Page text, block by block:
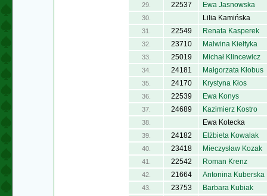
29. 22537 Ewa Jasnowska
30. Lilia Kamińska
31. 22549 Renata Kasperek
32. 23710 Malwina Kiełtyka
33. 25019 Michał Klincewicz
34. 24181 Małgorzata Kłobus
35. 24170 Krystyna Kłos
36. 22539 Ewa Konys
37. 24689 Kazimierz Kostro
38. Ewa Kotecka
39. 24182 Elżbieta Kowalak
40. 23418 Mieczysław Kozak
41. 22542 Roman Krenz
42. 21664 Antonina Kuberska
43. 23753 Barbara Kubiak